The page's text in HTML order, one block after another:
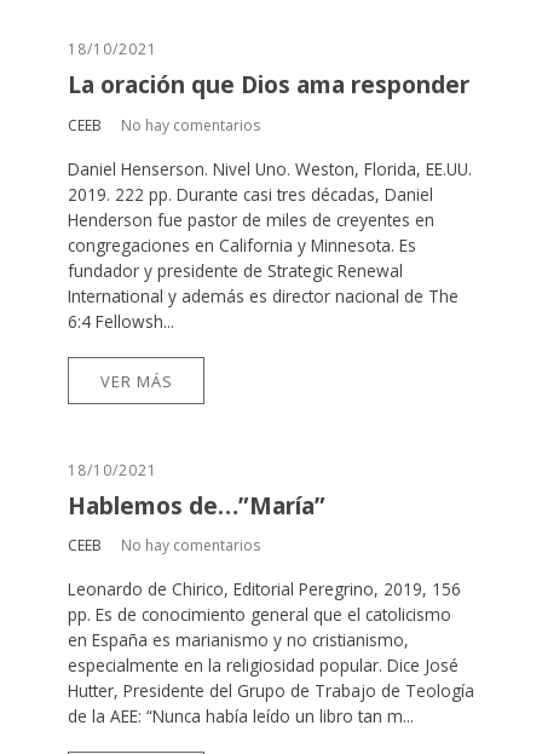
18/10/2021
La oración que Dios ama responder
CEEB No hay comentarios
Daniel Henserson. Nivel Uno. Weston, Florida, EE.UU.
2019. 222 pp. Durante casi tres décadas, Daniel
Henderson fue pastor de miles de creyentes en
congregaciones en California y Minnesota. Es
fundador y presidente de Strategic Renewal
International y además es director nacional de The
6:4 Fellowsh...
VER MÁS
18/10/2021
Hablemos de…”María”
CEEB No hay comentarios
Leonardo de Chirico, Editorial Peregrino, 2019, 156
pp. Es de conocimiento general que el catolicismo
en España es marianismo y no cristianismo,
especialmente en la religiosidad popular. Dice José
Hutter, Presidente del Grupo de Trabajo de Teología
de la AEE: “Nunca había leído un libro tan m...